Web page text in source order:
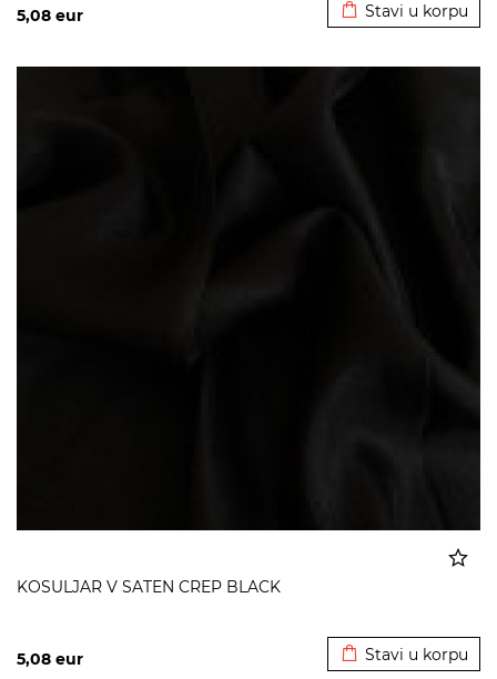
5,08 eur Stavi u korpu
KOSULJAR V SATEN CREP BLACK
5,08 eur Stavi u korpu